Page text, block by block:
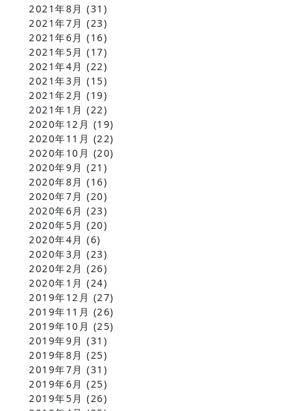
2021年8月 (31)
2021年7月 (23)
2021年6月 (16)
2021年5月 (17)
2021年4月 (22)
2021年3月 (15)
2021年2月 (19)
2021年1月 (22)
2020年12月 (19)
2020年11月 (22)
2020年10月 (20)
2020年9月 (21)
2020年8月 (16)
2020年7月 (20)
2020年6月 (23)
2020年5月 (20)
2020年4月 (6)
2020年3月 (23)
2020年2月 (26)
2020年1月 (24)
2019年12月 (27)
2019年11月 (26)
2019年10月 (25)
2019年9月 (31)
2019年8月 (25)
2019年7月 (31)
2019年6月 (25)
2019年5月 (26)